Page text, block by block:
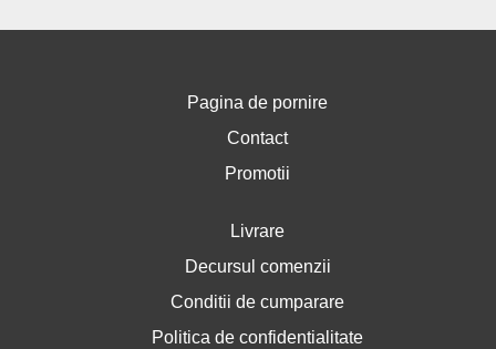
Pagina de pornire
Contact
Promotii
Livrare
Decursul comenzii
Conditii de cumparare
Politica de confidentialitate